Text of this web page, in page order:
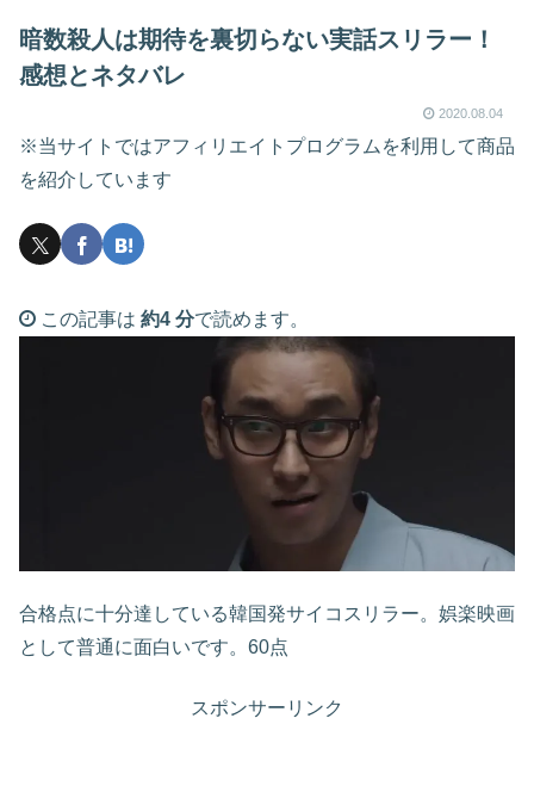
暗数殺人は期待を裏切らない実話スリラー！
感想とネタバレ
2020.08.04
※当サイトではアフィリエイトプログラムを利用して商品
を紹介しています
この記事は 約4 分で読めます。
合格点に十分達している韓国発サイコスリラー。娯楽映画
として普通に面白いです。60点
スポンサーリンク